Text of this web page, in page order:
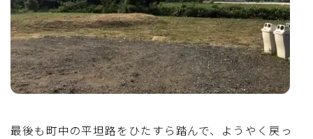
最後も町中の平坦路をひたすら踏んで、ようやく戻っ